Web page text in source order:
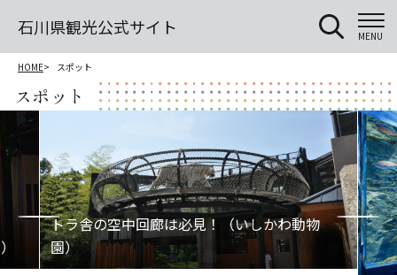
石川県観光公式サイト MENU
HOME スポット
スポット